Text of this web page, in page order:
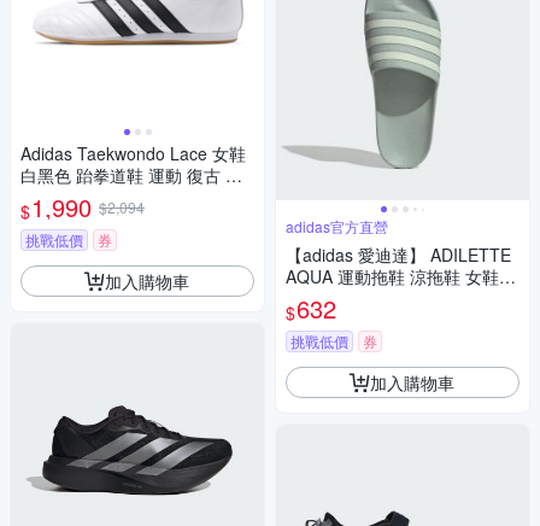
Adidas Taekwondo Lace 女鞋
白黑色 跆拳道鞋 運動 復古 膠
底 訓練 休閒鞋 JS1194
$1,990 $2,094
挑戰低價
券
加入購物車
adidas官方直營
【adidas 愛迪達】 ADILETTE
AQUA 運動拖鞋 涼拖鞋 女鞋 I
H9000
$632
挑戰低價 券
加入購物車